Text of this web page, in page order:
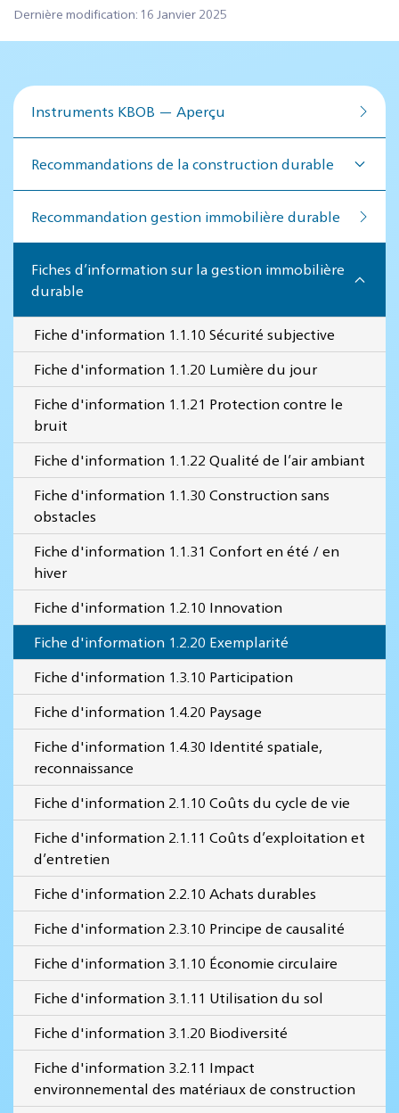
Dernière modification: 16 Janvier 2025
Instruments KBOB — Aperçu
Recommandations de la construction durable
Recommandation ges­tion im­mo­bi­lière du­rable
Fiches d’information sur la gestion immobilière
durable
Fiche d'information 1.1.10 Sécurité subjective
Fiche d'information 1.1.20 Lumière du jour
Fiche d'information 1.1.21 Protection contre le
bruit
Fiche d'information 1.1.22 Qualité de l’air ambiant
Fiche d'information 1.1.30 Construction sans
obstacles
Fiche d'information 1.1.31 Confort en été / en
hiver
Fiche d'information 1.2.10 Innovation
Fiche d'information 1.2.20 Exemplarité
Fiche d'information 1.3.10 Participation
Fiche d'information 1.4.20 Paysage
Fiche d'information 1.4.30 Identité spatiale,
reconnaissance
Fiche d'information 2.1.10 Coûts du cycle de vie
Fiche d'information 2.1.11 Coûts d’exploitation et
d’entretien
Fiche d'information 2.2.10 Achats durables
Fiche d'information 2.3.10 Principe de causalité
Fiche d'information 3.1.10 Économie circulaire
Fiche d'information 3.1.11 Utilisation du sol
Fiche d'information 3.1.20 Biodiversité
Fiche d'information 3.2.11 Impact
environnemental des matériaux de construction